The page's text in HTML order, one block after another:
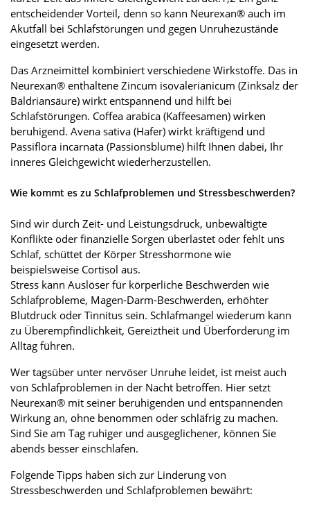
entscheidender Vorteil, denn so kann Neurexan® auch im
Akutfall bei Schlafstörungen und gegen Unruhezustände
eingesetzt werden.
Das Arzneimittel kombiniert verschiedene Wirkstoffe. Das in
Neurexan® enthaltene Zincum isovalerianicum (Zinksalz der
Baldriansäure) wirkt entspannend und hilft bei
Schlafstörungen. Coffea arabica (Kaffeesamen) wirken
beruhigend. Avena sativa (Hafer) wirkt kräftigend und
Passiflora incarnata (Passionsblume) hilft Ihnen dabei, Ihr
inneres Gleichgewicht wiederherzustellen.
Wie kommt es zu Schlafproblemen und Stressbeschwerden?
Sind wir durch Zeit- und Leistungsdruck, unbewältigte
Konflikte oder finanzielle Sorgen überlastet oder fehlt uns
Schlaf, schüttet der Körper Stresshormone wie
beispielsweise Cortisol aus.
Stress kann Auslöser für körperliche Beschwerden wie
Schlafprobleme, Magen-Darm-Beschwerden, erhöhter
Blutdruck oder Tinnitus sein. Schlafmangel wiederum kann
zu Überempfindlichkeit, Gereiztheit und Überforderung im
Alltag führen.
Wer tagsüber unter nervöser Unruhe leidet, ist meist auch
von Schlafproblemen in der Nacht betroffen. Hier setzt
Neurexan® mit seiner beruhigenden und entspannenden
Wirkung an, ohne benommen oder schläfrig zu machen.
Sind Sie am Tag ruhiger und ausgeglichener, können Sie
abends besser einschlafen.
Folgende Tipps haben sich zur Linderung von
Stressbeschwerden und Schlafproblemen bewährt: